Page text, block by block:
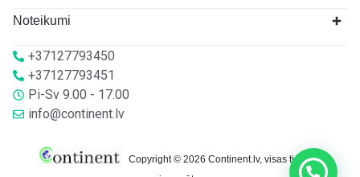
Noteikumi
+37127793450
+37127793451
Pi-Sv 9.00 - 17.00
info@continent.lv
Copyright © 2026 Continent.lv, visas tiesības